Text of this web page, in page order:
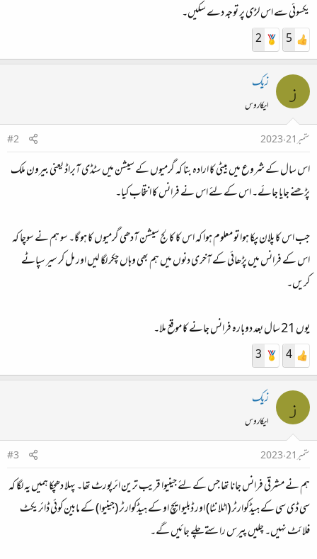
یکسوئی سے اس لڑی پر توجہ دے سکیں۔
5
2
ز زیک
ایکاروس
ستمبر 21، 2023
#2
اس سال کے شروع میں بیٹی کا ارادہ بنا کہ گرمیوں کے سیشن میں سٹڈی آبراڈ یعنی بیرون ملک
پڑھنے جایا جائے۔ اس کے لئے اس نے فرانس کا انتخاب کیا۔
جب اس کا پلان پکا ہوا تو معلوم ہوا کہ اس کا کالج سیشن آدھی گرمیوں کا ہو گا۔ سو ہم نے سوچا کہ
اس کے فرانس میں پڑھائی کے آخری دنوں میں ہم بھی وہاں چکر لگا لیں اور مل کر سیر سپاٹے
کریں۔
یوں 21 سال بعد دوبارہ فرانس جانے کا موقع ملا۔
4
3
ز زیک
ایکاروس
ستمبر 21، 2023
#3
ہم نے مشرقی فرانس جانا تھا جس کے لئے جینیوا قریب ترین ائرپورٹ تھا۔ پہلا دھچکا ہمیں یہ لگا کہ
سی ڈی سی کے ہیڈکوارٹر (اٹلانٹا) اور ڈبلیو ایچ او کے ہیڈکوارٹر (جینیوا) کے مابین کوئی ڈائریکٹ
فلائٹ نہیں۔ چلیں پیرس راستے چلے جائیں گے۔